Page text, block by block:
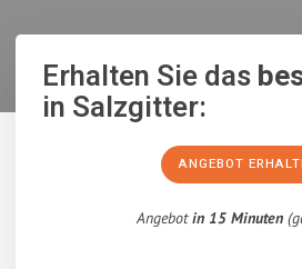
Erhalten Sie das
in Salzgitter:
ANGEBOT
Angebotin 15 Minuten